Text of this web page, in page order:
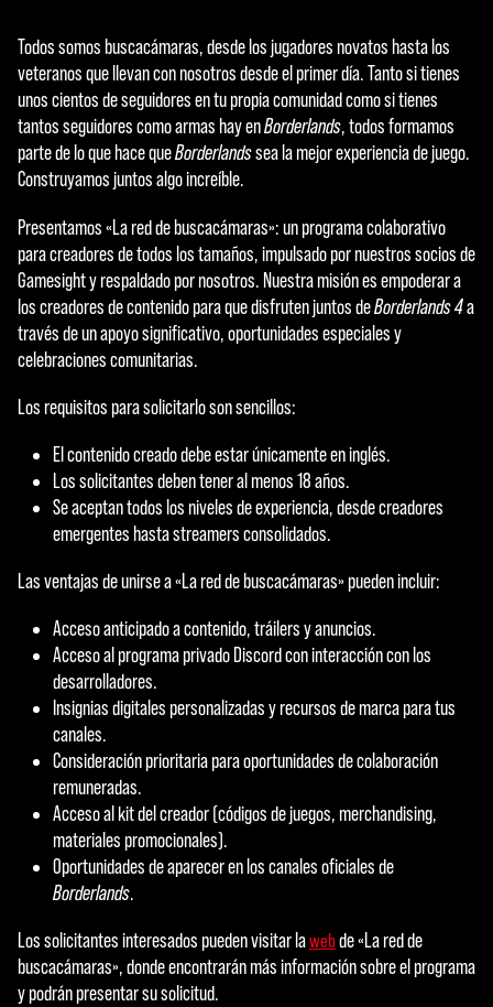
Todos somos buscacámaras, desde los jugadores novatos hasta los
veteranos que llevan con nosotros desde el primer día. Tanto si tienes
unos cientos de seguidores en tu propia comunidad como si tienes
tantos seguidores como armas hay enBorderlands, todos formamos
parte de lo que hace queBorderlandssea la mejor experiencia de juego.
Construyamos juntos algo increíble.
Presentamos «La red de buscacámaras»: un programa colaborativo
para creadores de todos los tamaños, impulsado por nuestros socios de
Gamesight y respaldado por nosotros. Nuestra misión es empoderar a
los creadores de contenido para que disfruten juntos deBorderlands 4a
través de un apoyo significativo, oportunidades especiales y
celebraciones comunitarias.
Los requisitos para solicitarlo son sencillos:
El contenido creado debe estar únicamente en inglés.
Los solicitantes deben tener al menos 18 años.
Se aceptan todos los niveles de experiencia, desde creadores
emergentes hasta streamers consolidados.
Las ventajas de unirse a «La red de buscacámaras» pueden incluir:
Acceso anticipado a contenido, tráilers y anuncios.
Acceso al programa privado Discord con interacción con los
desarrolladores.
Insignias digitales personalizadas y recursos de marca para tus
canales.
Consideración prioritaria para oportunidades de colaboración
remuneradas.
Acceso al kit del creador (códigos de juegos, merchandising,
materiales promocionales).
Oportunidades de aparecer en los canales oficiales de
Borderlands.
Los solicitantes interesados pueden visitar lawebde «La red de
buscacámaras», donde encontrarán más información sobre el programa
y podrán presentar su solicitud.